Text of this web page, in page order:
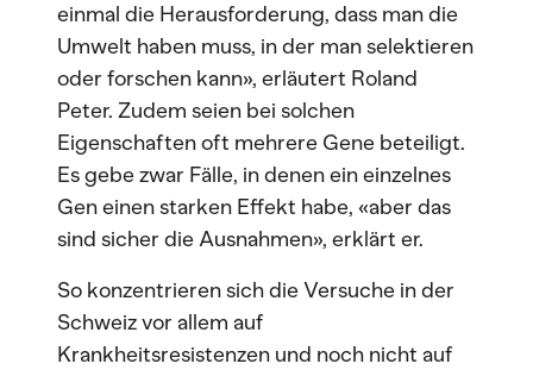
einmal die Herausforderung, dass man die
Umwelt haben muss, in der man selektieren
oder forschen kann», erläutert Roland
Peter. Zudem seien bei solchen
Eigenschaften oft mehrere Gene beteiligt.
Es gebe zwar Fälle, in denen ein einzelnes
Gen einen starken Effekt habe, «aber das
sind sicher die Ausnahmen», erklärt er.
So konzentrieren sich die Versuche in der
Schweiz vor allem auf
Krankheitsresistenzen und noch nicht auf